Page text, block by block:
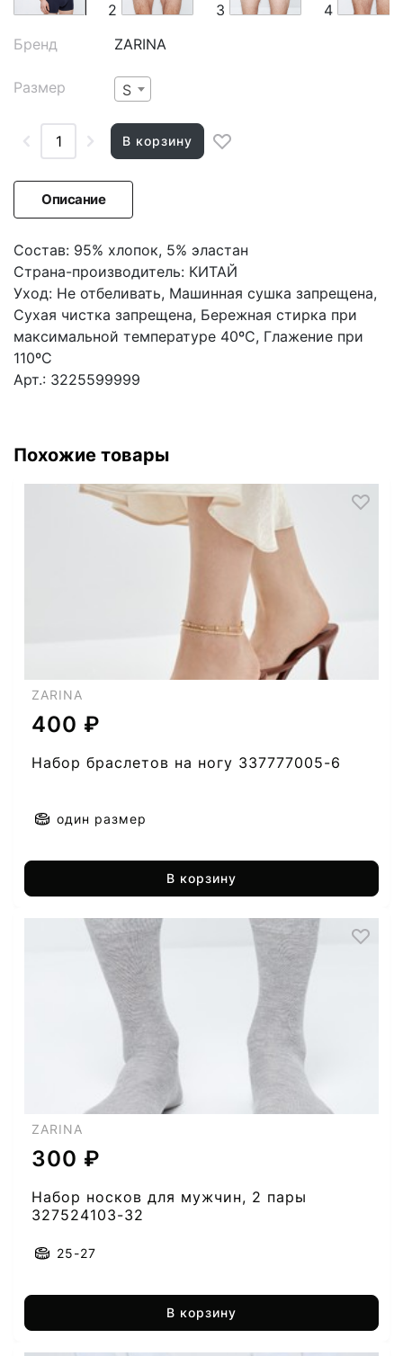
2 3
4
Бренд
ZARINA
Размер S
В корзину
Описание
Состав: 95% хлопок, 5% эластан
Страна-производитель: КИТАЙ
Уход: Не отбеливать, Машинная сушка запрещена,
Сухая чистка запрещена, Бережная стирка при
максимальной температуре 40ºС, Глажение при
110ºС
Арт.: 3225599999
Похожие товары
ZARINA
400 ₽
Набор браслетов на ногу 337777005-6
один размер
В корзину
ZARINA
300 ₽
Набор носков для мужчин, 2 пары
327524103-32
25-27
В корзину